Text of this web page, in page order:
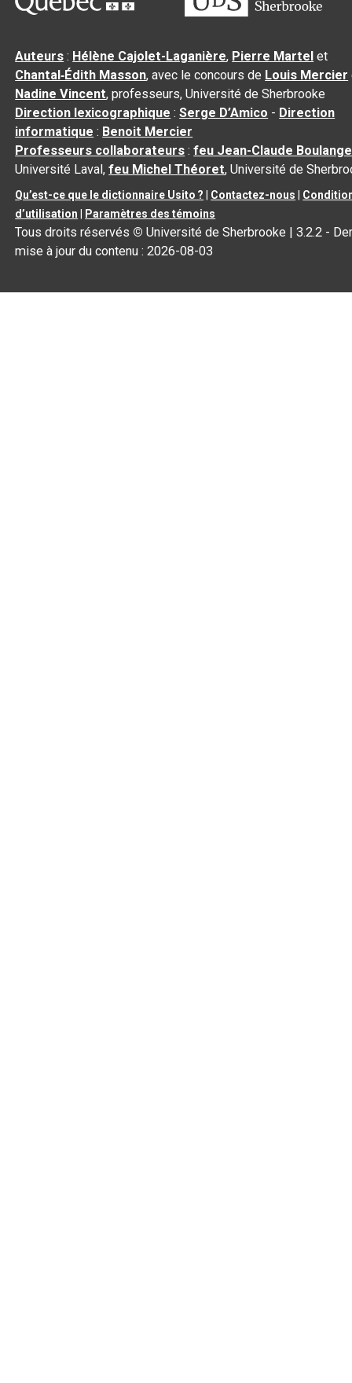
Auteurs : Hélène Cajolet-Laganière, Pierre Martel et
Chantal‑Édith Masson, avec le concours de Louis Mercier
Nadine Vincent, professeurs, Université de Sherbrooke
Direction lexicographique :Serge D’Amico - Direction
informatique : Benoit Mercier
Professeurs collaborateurs :feu Jean-Claude
Université Laval,feu Michel Théoret, Université de
Qu’est-ce que le dictionnaire Usito ? Contactez-nous
d’utilisation
Paramètres des témoins
Tous droits réservés © Université de Sherbrooke |3.2.2 -
mise à jour du contenu :2026-08-03